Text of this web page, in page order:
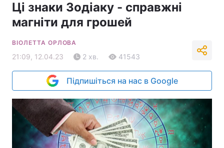
Ці знаки Зодіаку - справжні
магніти для грошей
ВІОЛЕТТА ОРЛОВА
21:09, 12.04.23 2 хв. 41543
Підпишіться на нас в Google